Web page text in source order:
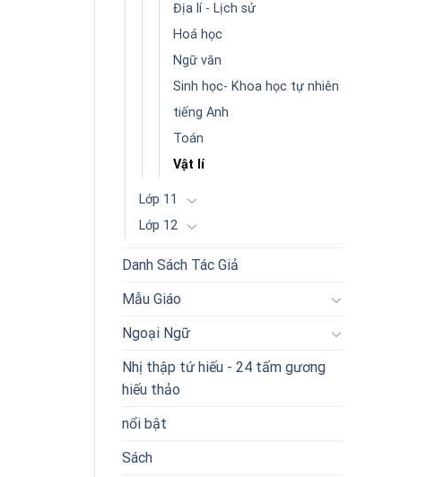
Địa lí - Lịch sử
Hoá học
Ngữ văn
Sinh học- Khoa học tự nhiên
tiếng Anh
Toán
Vật lí
Lớp 11
Lớp 12
Danh Sách Tác Giả
Mẫu Giáo
Ngoại Ngữ
Nhị thập tứ hiếu - 24 tấm gương
hiếu thảo
nổi bật
Sách